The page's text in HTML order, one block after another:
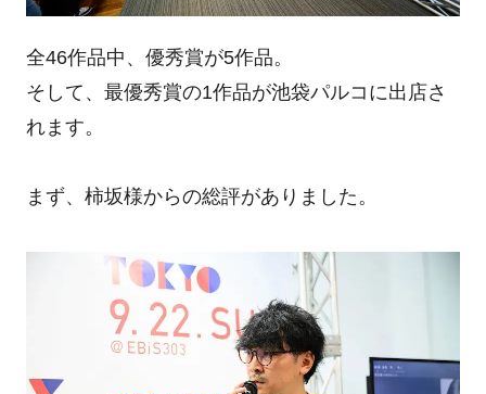
全46作品中、優秀賞が5作品。
そして、最優秀賞の1作品が池袋パルコに出店さ
れます。
まず、柿坂様からの総評がありました。